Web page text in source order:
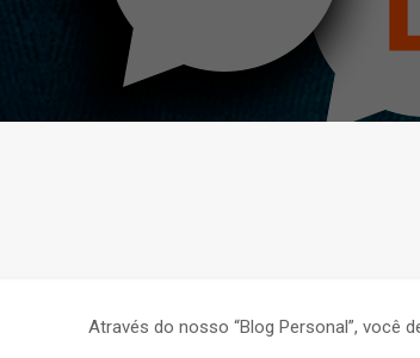
Através do nosso “Blog Personal”, você